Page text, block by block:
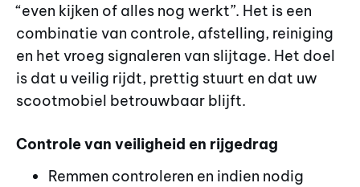
“even kijken of alles nog werkt”. Het is een
combinatie van controle, afstelling, reiniging
en het vroeg signaleren van slijtage. Het doel
is dat u veilig rijdt, prettig stuurt en dat uw
scootmobiel betrouwbaar blijft.
Controle van veiligheid en rijgedrag
Remmen controleren en indien nodig